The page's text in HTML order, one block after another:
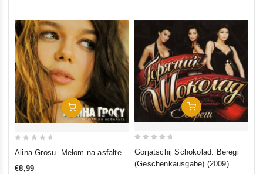
In Den Warenkorb
of
Alina Grosu. Melom na asfalte
€8,99
In Den Warenkorb
out
Gorjatschij Schokolad. Beregi
(Geschenkausgabe) (2009)